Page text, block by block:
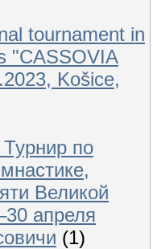
tournament in
"CASSOVIA
Košice,
по
Великой
апреля
(1)